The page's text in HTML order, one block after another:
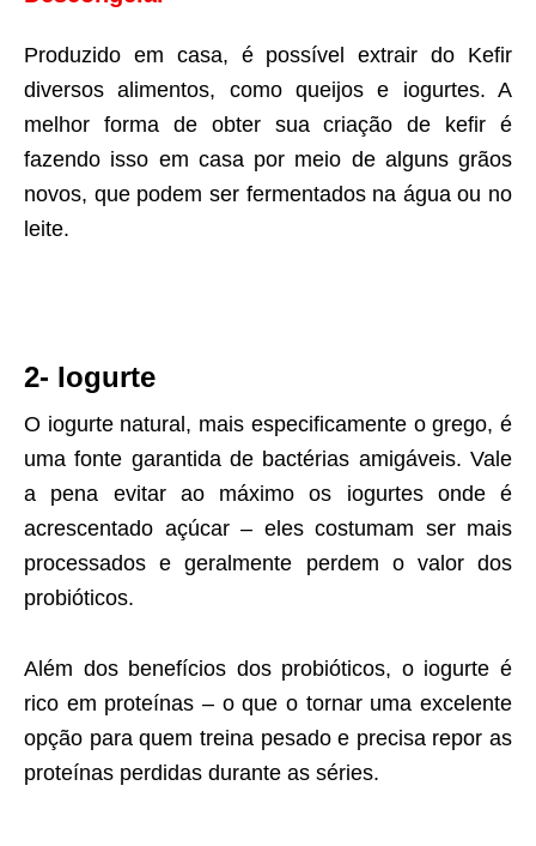
Produzido em casa, é possível extrair do Kefir
diversos alimentos, como queijos e iogurtes. A
melhor forma de obter sua criação de kefir é
fazendo isso em casa por meio de alguns grãos
novos, que podem ser fermentados na água ou no
leite.
2- Iogurte
O iogurte natural, mais especificamente o grego, é
uma fonte garantida de bactérias amigáveis. Vale
a pena evitar ao máximo os iogurtes onde é
acrescentado açúcar – eles costumam ser mais
processados e geralmente perdem o valor dos
probióticos.
Além dos benefícios dos probióticos, o iogurte é
rico em proteínas – o que o tornar uma excelente
opção para quem treina pesado e precisa repor as
proteínas perdidas durante as séries.